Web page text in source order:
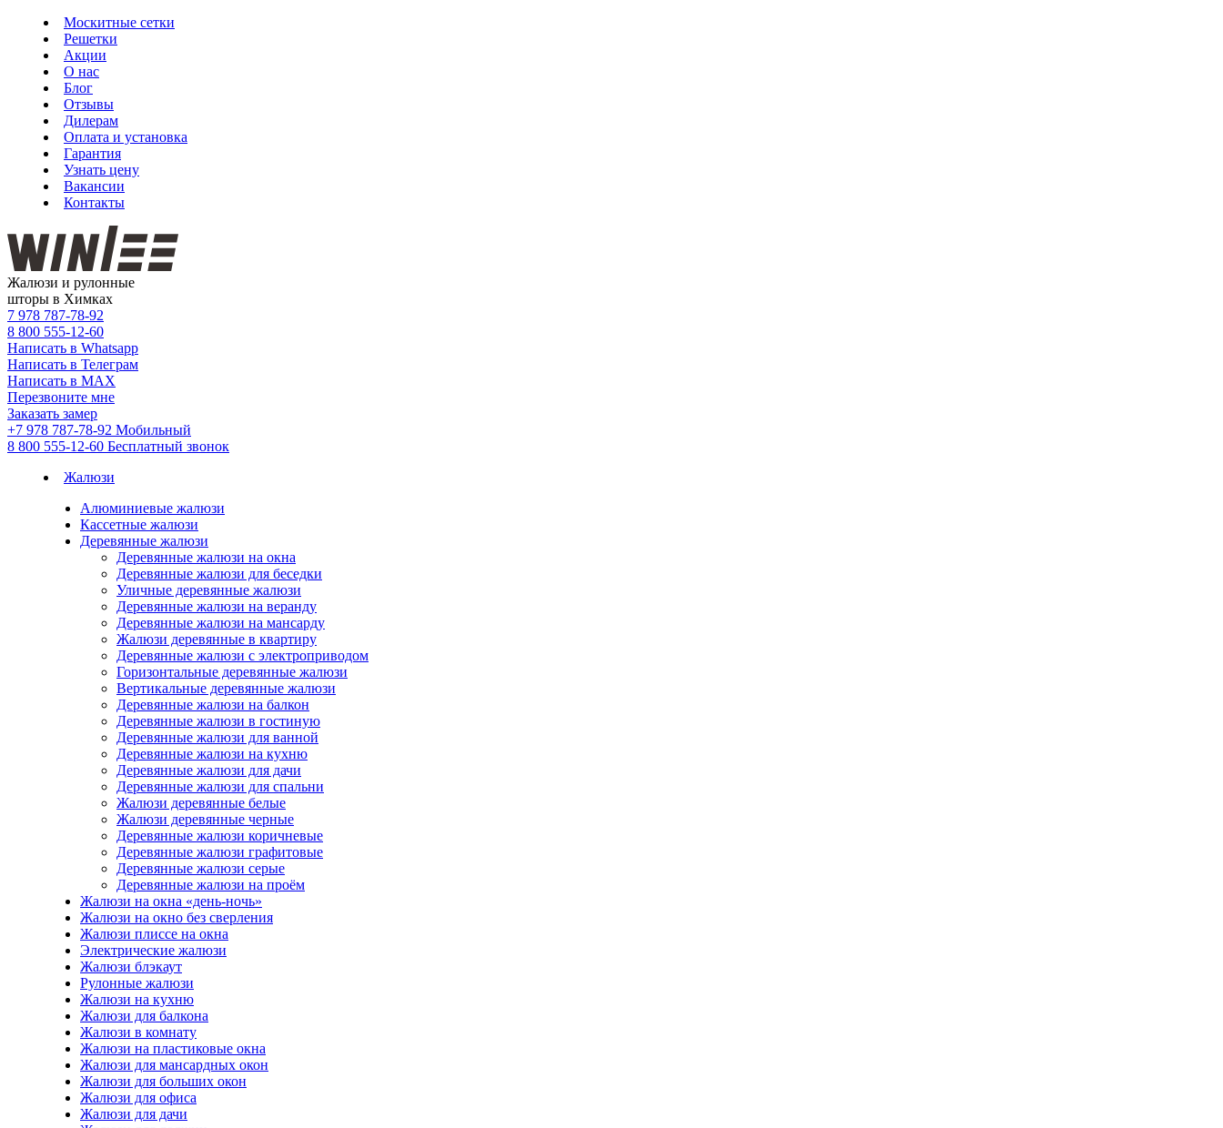
Москитные сетки
Решетки
Акции
О нас
Блог
Отзывы
Дилерам
Оплата и установка
Гарантия
Узнать цену
Вакансии
Контакты
Жалюзи и рулонные
шторы в Химках
7 978 787-78-92
8 800 555-12-60
Написать в Whatsapp
Написать в Телеграм
Написать в MAX
Перезвоните мне
Заказать замер
+7 978 787-78-92 Мобильный
8 800 555-12-60 Бесплатный звонок
Жалюзи
Алюминиевые жалюзи
Кассетные жалюзи
Деревянные жалюзи
Деревянные жалюзи на окна
Деревянные жалюзи для беседки
Уличные деревянные жалюзи
Деревянные жалюзи на веранду
Деревянные жалюзи на мансарду
Жалюзи деревянные в квартиру
Деревянные жалюзи с электроприводом
Горизонтальные деревянные жалюзи
Вертикальные деревянные жалюзи
Деревянные жалюзи на балкон
Деревянные жалюзи в гостиную
Деревянные жалюзи для ванной
Деревянные жалюзи на кухню
Деревянные жалюзи для дачи
Деревянные жалюзи для спальни
Жалюзи деревянные белые
Жалюзи деревянные черные
Деревянные жалюзи коричневые
Деревянные жалюзи графитовые
Деревянные жалюзи серые
Деревянные жалюзи на проём
Жалюзи на окна «день-ночь»
Жалюзи на окно без сверления
Жалюзи плиссе на окна
Электрические жалюзи
Жалюзи блэкаут
Рулонные жалюзи
Жалюзи на кухню
Жалюзи для балкона
Жалюзи в комнату
Жалюзи на пластиковые окна
Жалюзи для мансардных окон
Жалюзи для больших окон
Жалюзи для офиса
Жалюзи для дачи